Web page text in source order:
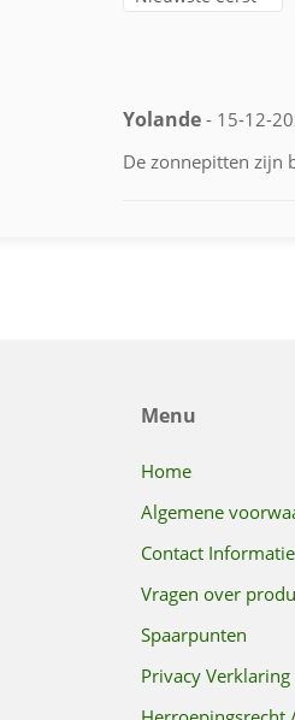
Yolande - 15-12-
De zonnepitten zijn
Menu
Home
Algemene
Contact Informatie
Vragen over
Spaarpunten
Privacy Verklaring